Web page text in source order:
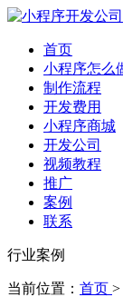
首页
小程序怎么
制作流程
开发费用
小程序商城
开发公司
视频教程
推广
案例
联系
行业案例
当前位置： 首页 >